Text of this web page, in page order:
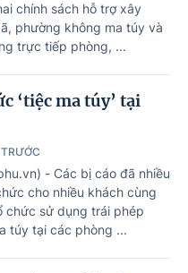
chính sách hỗ trợ xây
phường không ma túy và
trực tiếp phòng, ...
‘tiệc ma túy’ tại
- Các bị cáo đã nhiều
cho nhiều khách cùng
chức sử dụng trái phép
túy tại các phòng ...